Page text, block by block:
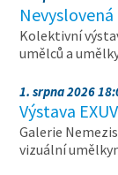
Nevyslovená
Kolektivní
umělců a
1. srpna 2026
Výstava
Galerie
vizuální